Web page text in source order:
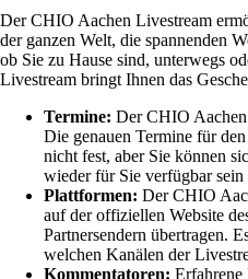
Der CHIO Aachen Livestream
der ganzen Welt, die spannenden
ob Sie zu Hause sind, unterwegs
Livestream bringt Ihnen das
Termine: Der CHIO
Die genauen Termine für
nicht fest, aber Sie können
wieder für Sie verfügbar
Plattformen: Der CHIO
auf der offiziellen Website
Partnersendern übertragen.
welchen Kanälen der
Kommentatoren: Erfahrene